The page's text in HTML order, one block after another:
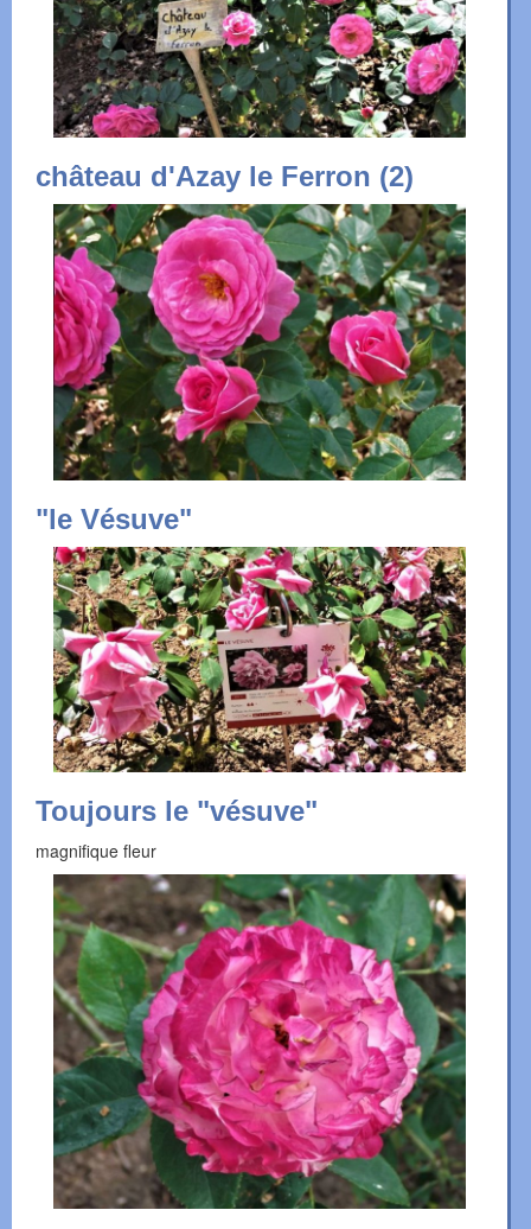
château d'Azay le Ferron (2)
"le Vésuve"
Toujours le "vésuve"
magnifique fleur